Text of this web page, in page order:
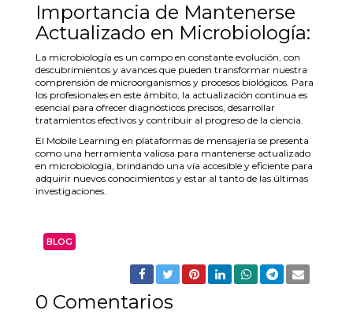
Importancia de Mantenerse
Actualizado en Microbiología:
La microbiología es un campo en constante evolución, con
descubrimientos y avances que pueden transformar nuestra
comprensión de microorganismos y procesos biológicos. Para
los profesionales en este ámbito, la actualización continua es
esencial para ofrecer diagnósticos precisos, desarrollar
tratamientos efectivos y contribuir al progreso de la ciencia.
El Mobile Learning en plataformas de mensajería se presenta
como una herramienta valiosa para mantenerse actualizado
en microbiología, brindando una vía accesible y eficiente para
adquirir nuevos conocimientos y estar al tanto de las últimas
investigaciones.
BLOG
0 Comentarios